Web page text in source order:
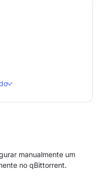
manualmente um
no qBittorrent.